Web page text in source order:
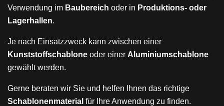
Verwendung im Baubereich oder in Produktions- oder
Lagerhallen.
Je nach Einsatzzweck kann zwischen einer
Kunststoffschablone oder einer Aluminiumschablone
gewählt werden.
Gerne beraten wir Sie und helfen Ihnen das richtige
Schablonenmaterial für Ihre Anwendung zu finden.